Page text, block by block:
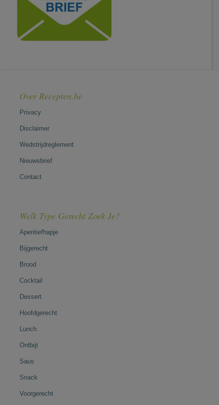
Over Recepten.be
Privacy
Disclaimer
Wedstrijdreglement
Nieuwsbrief
Contact
Welk Type Gerecht Zoek Je?
Aperitiefhapje
Bijgerecht
Brood
Cocktail
Dessert
Hoofdgerecht
Lunch
Ontbijt
Saus
Snack
Voorgerecht